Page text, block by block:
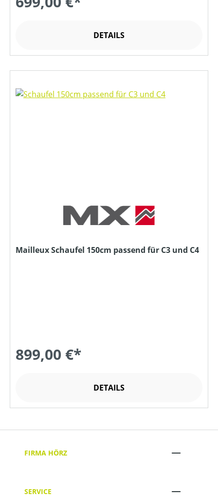
DETAILS
Mailleux Schaufel 150cm passend für C3 und C4
899,00 €*
DETAILS
FIRMA HÖRZ
SERVICE